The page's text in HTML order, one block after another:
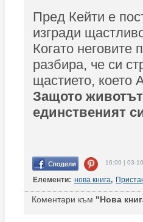
Пред Кейти е
изгради
Когато неговите
разбира, че си
щастието, което
Защото
единственият
16:00 | 03-
Елементи: нова книга,
Коментари към "Нова